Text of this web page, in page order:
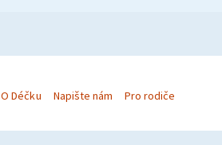
O Déčku Napište nám Pro rodiče